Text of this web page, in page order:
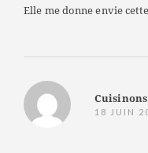
Elle me donne envie
18 JUIN